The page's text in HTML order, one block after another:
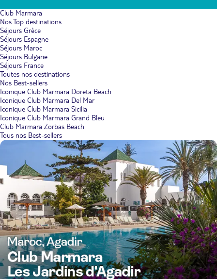
Club Marmara
Nos Top destinations
Séjours Grèce
Séjours Espagne
Séjours Maroc
Séjours Bulgarie
Séjours France
Toutes nos destinations
Nos Best-sellers
Iconique Club Marmara Doreta Beach
Iconique Club Marmara Del Mar
Iconique Club Marmara Sicilia
Iconique Club Marmara Grand Bleu
Club Marmara Zorbas Beach
Tous nos Best-sellers